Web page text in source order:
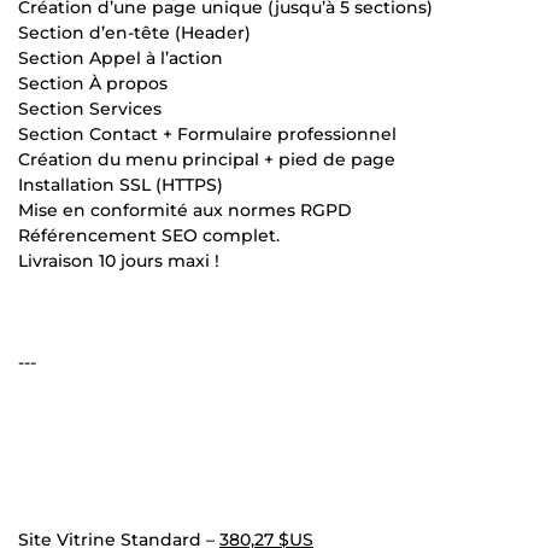
Création d’une page unique (jusqu’à 5 sections)
Section d’en-tête (Header)
Section Appel à l’action
Section À propos
Section Services
Section Contact + Formulaire professionnel
Création du menu principal + pied de page
Installation SSL (HTTPS)
Mise en conformité aux normes RGPD
Référencement SEO complet.
Livraison 10 jours maxi !
---
Site Vitrine Standard – 380,27 $US